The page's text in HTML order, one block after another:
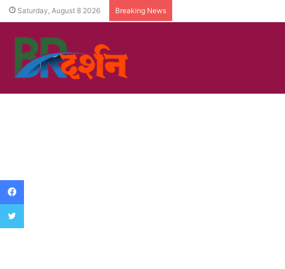
Saturday, August 8 2026 Breaking News